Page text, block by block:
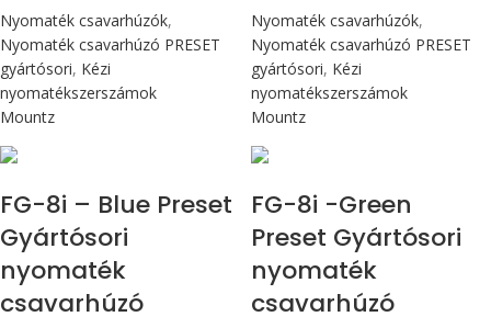
Nyomaték csavarhúzók,
Nyomaték csavarhúzó PRESET
gyártósori, Kézi
nyomatékszerszámok
Mountz
Nyomaték csavarhúzók,
Nyomaték csavarhúzó PRESET
gyártósori, Kézi
nyomatékszerszámok
Mountz
FG-8i – Blue Preset
Gyártósori
nyomaték
csavarhúzó
FG-8i -Green
Preset Gyártósori
nyomaték
csavarhúzó